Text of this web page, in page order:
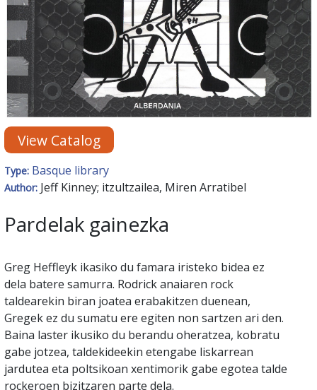
View Catalog
Type: Basque library
Author: Jeff Kinney; itzultzailea, Miren Arratibel
Pardelak gainezka
Greg Heffleyk ikasiko du famara iristeko bidea ez
dela batere samurra. Rodrick anaiaren rock
taldearekin biran joatea erabakitzen duenean,
Gregek ez du sumatu ere egiten non sartzen ari den.
Baina laster ikusiko du berandu oheratzea, kobratu
gabe jotzea, taldekideekin etengabe liskarrean
jardutea eta poltsikoan xentimorik gabe egotea talde
rockeroen bizitzaren parte dela.